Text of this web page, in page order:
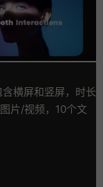
横屏和竖屏，时长
片/视频，10个文